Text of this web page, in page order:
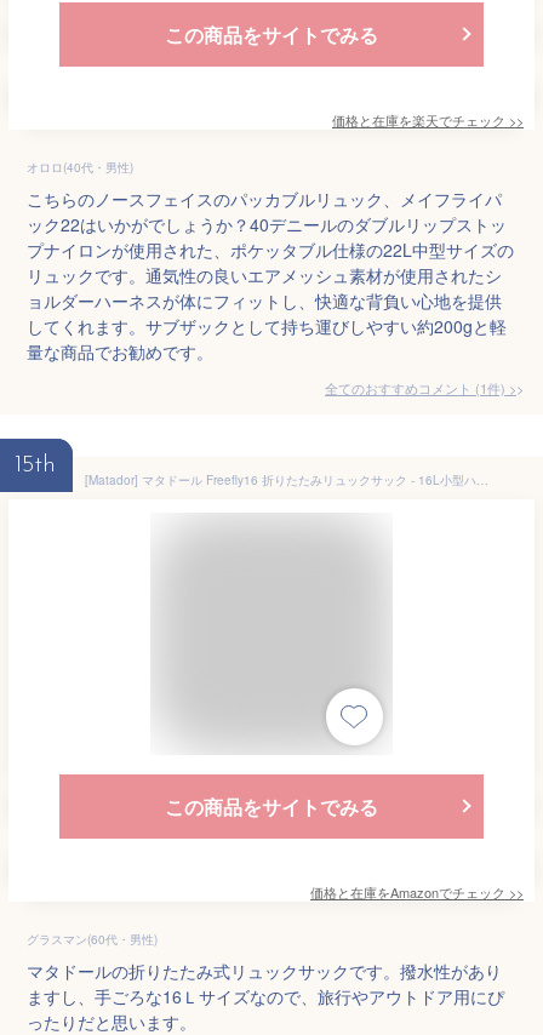
この商品をサイトでみる
価格と在庫を楽天でチェック >>
オロロ(40代・男性)
こちらのノースフェイスのパッカブルリュック、メイフライパ
ック22はいかがでしょうか？40デニールのダブルリップストッ
プナイロンが使用された、ポケッタブル仕様の22L中型サイズの
リュックです。通気性の良いエアメッシュ素材が使用されたシ
ョルダーハーネスが体にフィットし、快適な背負い心地を提供
してくれます。サブザックとして持ち運びしやすい約200gと軽
量な商品でお勧めです。
全てのおすすめコメント (1件) >
15th
[Matador] マタドール Freefly16 折りたたみリュックサック - 16L小型ハイキング リュック； ギアループ付き撥水ウルトラライト ザックパック； 登山 デイパック 旅行, サイクリング, アウトドア, ハイキング, トレッキング
この商品をサイトでみる
価格と在庫をAmazonでチェック >>
グラスマン(60代・男性)
マタドールの折りたたみ式リュックサックです。撥水性があり
ますし、手ごろな16Ｌサイズなので、旅行やアウトドア用にぴ
ったりだと思います。